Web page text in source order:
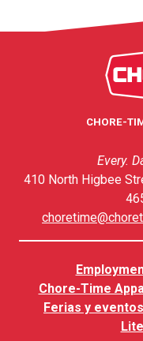
CHORE-
Every.
410 North Higbee
Chore-Time
Ferias y eventos